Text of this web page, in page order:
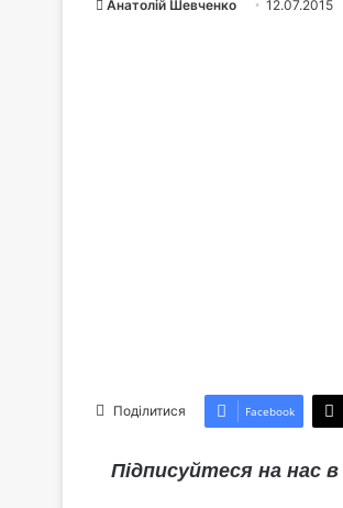
Анатолій Шевченко 12.07.2015
Поділитися Facebook
Підписуйтеся на нас в